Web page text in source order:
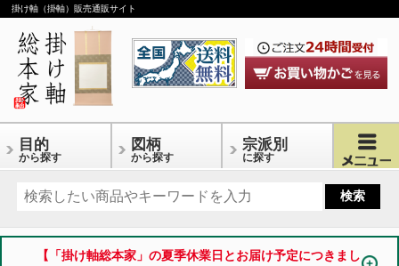
掛け軸（掛軸）販売通販サイト
目的
から探す
図柄
から探す
宗派別
に探す
【「掛け軸総本家」の夏季休業日とお届け予定につきまし